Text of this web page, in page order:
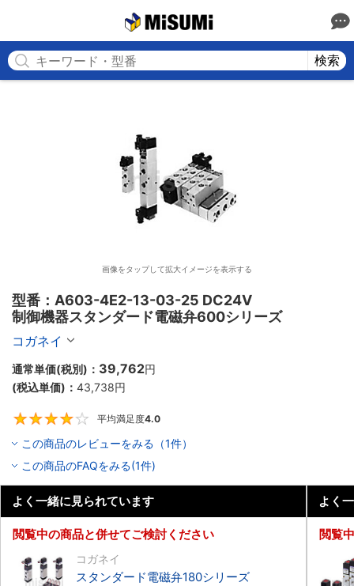
検索
画像をタップして拡大イメージを表示する
型番：A603-4E2-13-03-25 DC24V
制御機器スタンダード電磁弁600シリーズ
コガネイ
通常単価(税別)： 39,762円
(税込単価)： 43,738円
平均満足度4.0
この商品のレビューをみる（1件）
この商品のFAQをみる(1件)
よく一緒に見られています
閲覧中の商品と併せてご検討ください
コガネイ
スタンダード電磁弁180シリーズ
よく
閲覧